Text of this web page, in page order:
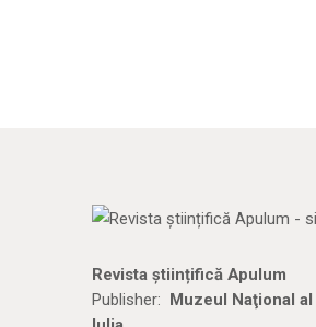
Revista științifică Apulum
Publisher: Muzeul Naţional